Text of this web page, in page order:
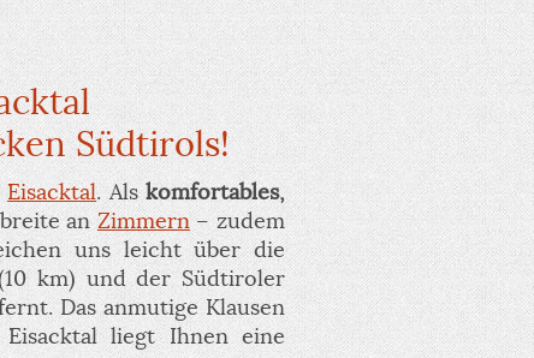
Südtirols!
Eisacktal. Alskomfortables,
anZimmern– zudem
uns leicht über die
km) und der Südtiroler
Das anmutige Klausen
liegt Ihnen eine